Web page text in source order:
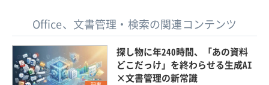
Office、文書管理・検索の関連コンテンツ
探し物に年240時間、「あの資料
どこだっけ」を終わらせる生成AI
×文書管理の新常識